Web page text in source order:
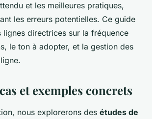
et les meilleures pratiques,
les erreurs potentielles. Ce guide
lignes directrices sur la fréquence
le ton à adopter, et la gestion des
et exemples concrets
nous explorerons des études de